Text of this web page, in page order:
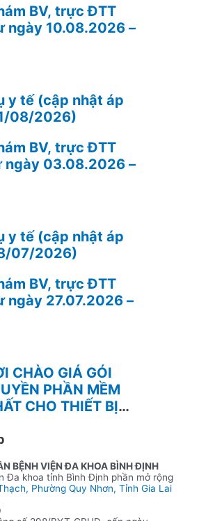
BV, trực ĐTT
ngày 10.08.2026 –
y tế (cập nhật áp
08/2026)
BV, trực ĐTT
ngày 03.08.2026 –
y tế (cập nhật áp
07/2026)
BV, trực ĐTT
27.07.2026 –
MỀM
CHO THIẾT BỊ
BỆNH VIỆN ĐA KHOA BÌNH ĐỊNH
Đa khoa tỉnh Bình Định phần mở rộng
Phường Quy Nhơn, Tỉnh Gia Lai